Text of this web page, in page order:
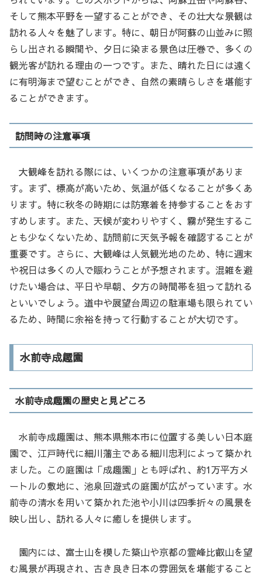
そして熊本平野を一望することができ、その壮大な景観は
訪れる人々を魅了します。特に、朝日が阿蘇の山並みに照
らし出される瞬間や、夕日に染まる景色は圧巻で、多くの
観光客が訪れる理由の一つです。また、晴れた日には遠く
に有明海まで望むことができ、自然の素晴らしさを堪能す
ることができます。
訪問時の注意事項
大観峰を訪れる際には、いくつかの注意事項がありま
す。まず、標高が高いため、気温が低くなることが多くあ
ります。特に秋冬の時期には防寒着を持参することをおす
すめします。また、天候が変わりやすく、霧が発生するこ
とも少なくないため、訪問前に天気予報を確認することが
重要です。さらに、大観峰は人気観光地のため、特に週末
や祝日は多くの人で賑わうことが予想されます。混雑を避
けたい場合は、平日や早朝、夕方の時間帯を狙って訪れる
といいでしょう。道中や展望台周辺の駐車場も限られてい
るため、時間に余裕を持って行動することが大切です。
水前寺成趣園
水前寺成趣園の歴史と見どころ
水前寺成趣園は、熊本県熊本市に位置する美しい日本庭
園で、江戸時代に細川藩主である細川忠利によって築かれ
ました。この庭園は「成趣園」とも呼ばれ、約1万平方メ
ートルの敷地に、池泉回遊式の庭園が広がっています。水
前寺の清水を用いて築かれた池や小川は四季折々の風景を
映し出し、訪れる人々に癒しを提供します。
園内には、富士山を模した築山や京都の霊峰比叡山を望
む風景が再現され、古き良き日本の雰囲気を堪能すること